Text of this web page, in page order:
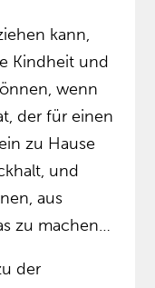
kann,
Kindheit und
wenn
der für einen
zu Hause
und
aus
zu machen…
der